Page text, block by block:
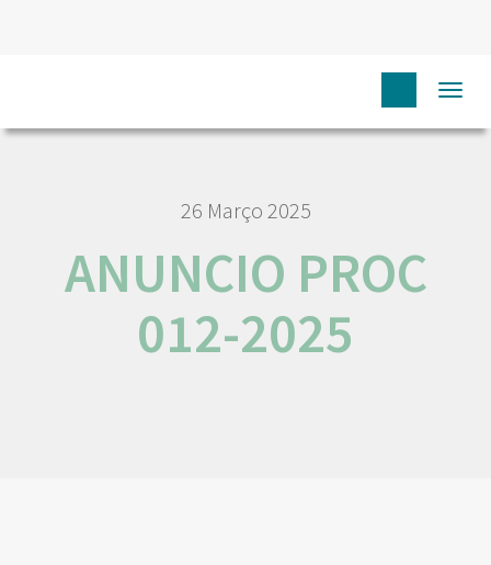
26 Março 2025
ANUNCIO PROC
012-2025